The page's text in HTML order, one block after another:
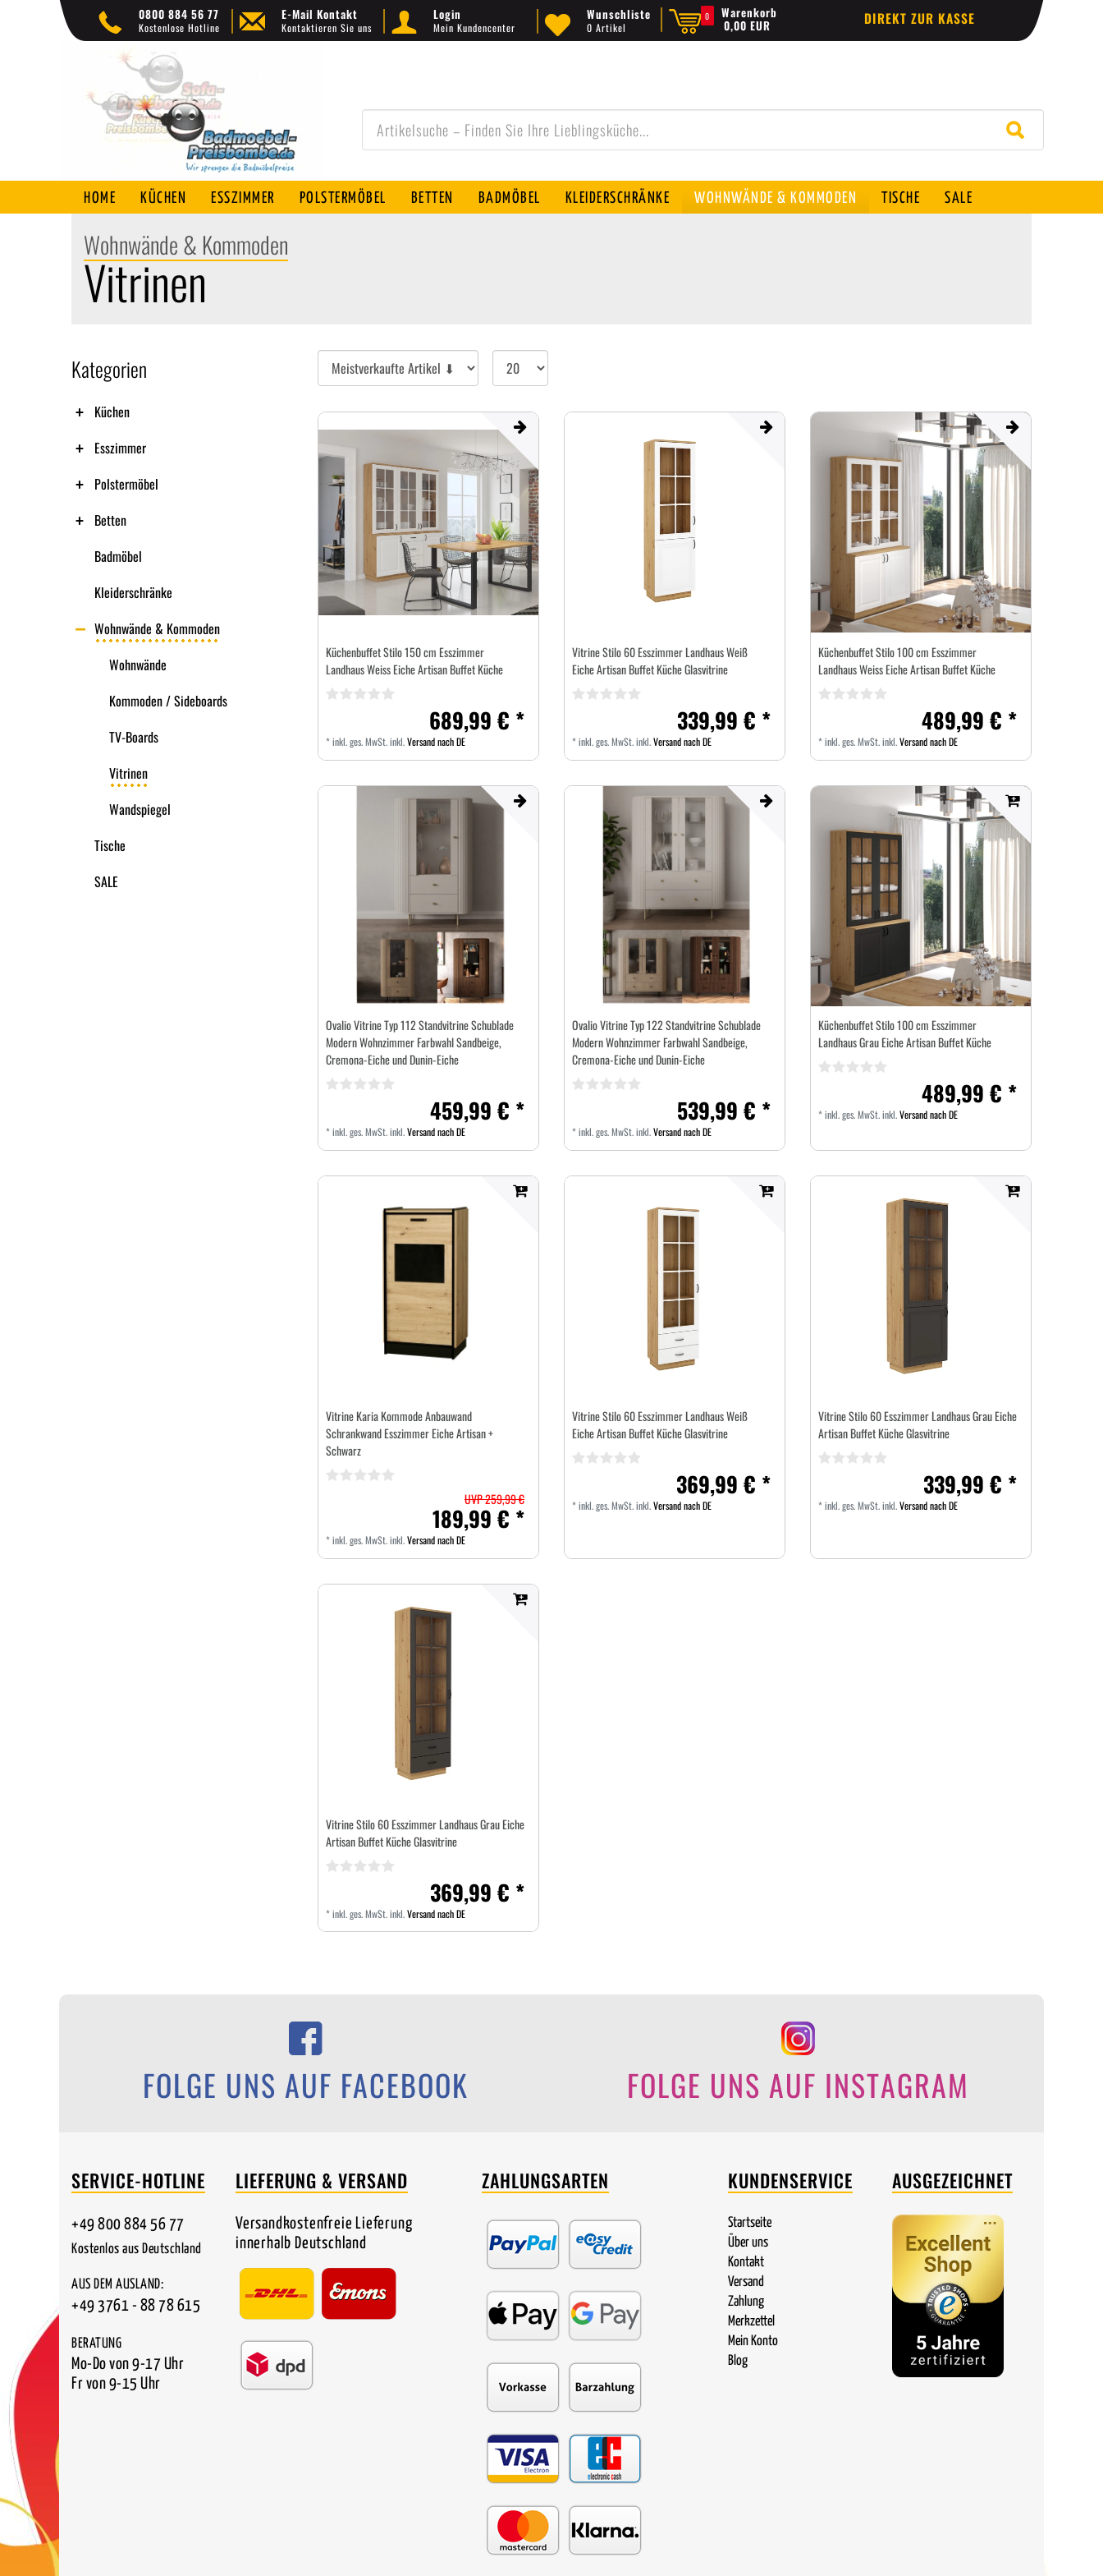
0800 884 56 77
Kostenlose Hotline
E-Mail Kontakt
Kontaktieren Sie uns
Login
Mein Kundencenter
Wunschliste
0 Artikel
Warenkorb
0,00 EUR
0 DIREKT ZUR KASSE
HOME KÜCHEN ESSZIMMER POLSTERMÖBEL BETTEN BADMÖBEL KLEIDERSCHRÄNKE WOHNWÄNDE & KOMMODEN TISCHE SALE
Wohnwände & Kommoden
Vitrinen
Kategorien
Küchen
Esszimmer
Polstermöbel
Betten
Badmöbel
Kleiderschränke
Wohnwände & Kommoden
Wohnwände
Kommoden / Sideboards
TV-Boards
Vitrinen
Wandspiegel
Tische
SALE
Sortieren
Artikel
Küchenbuffet Stilo 150 cm Esszimmer
Landhaus Weiss Eiche Artisan Buffet Küche
689,99 € *
*inkl. ges. MwSt.inkl.Versand nach DE
Vitrine Stilo 60 Esszimmer Landhaus Weiß
Eiche Artisan Buffet Küche Glasvitrine
339,99 € *
*inkl. ges. MwSt.inkl.Versand nach DE
Küchenbuffet Stilo 100 cm Esszimmer
Landhaus Weiss Eiche Artisan Buffet Küche
489,99 € *
*inkl. ges. MwSt.inkl.Versand nach DE
Ovalio Vitrine Typ 112 Standvitrine Schublade
Modern Wohnzimmer Farbwahl Sandbeige,
Cremona-Eiche und Dunin-Eiche
459,99 € *
*inkl. ges. MwSt.inkl.Versand nach DE
Ovalio Vitrine Typ 122 Standvitrine Schublade
Modern Wohnzimmer Farbwahl Sandbeige,
Cremona-Eiche und Dunin-Eiche
539,99 € *
*inkl. ges. MwSt.inkl.Versand nach DE
Küchenbuffet Stilo 100 cm Esszimmer
Landhaus Grau Eiche Artisan Buffet Küche
489,99 € *
*inkl. ges. MwSt.inkl.Versand nach DE
Vitrine Karia Kommode Anbauwand
Schrankwand Esszimmer Eiche Artisan +
Schwarz
UVP 259,99 €
189,99 € *
*inkl. ges. MwSt.inkl.Versand nach DE
Vitrine Stilo 60 Esszimmer Landhaus Weiß
Eiche Artisan Buffet Küche Glasvitrine
369,99 € *
*inkl. ges. MwSt.inkl.Versand nach DE
Vitrine Stilo 60 Esszimmer Landhaus Grau Eiche
Artisan Buffet Küche Glasvitrine
339,99 € *
*inkl. ges. MwSt.inkl.Versand nach DE
Vitrine Stilo 60 Esszimmer Landhaus Grau Eiche
Artisan Buffet Küche Glasvitrine
369,99 € *
*inkl. ges. MwSt.inkl.Versand nach DE
FOLGE UNS AUF FACEBOOK FOLGE UNS AUF INSTAGRAM
SERVICE-HOTLINE
+49 800 884 56 77
Kostenlos aus Deutschland
AUS DEM AUSLAND:
+49 3761 - 88 78 615
BERATUNG
Mo-Do von 9-17 Uhr
Fr von 9-15 Uhr
LIEFERUNG & VERSAND
Versandkostenfreie Lieferung
innerhalb Deutschland
ZAHLUNGSARTEN KUNDENSERVICE
Startseite
Über uns
Kontakt
Versand
Zahlung
Merkzettel
Mein Konto
Blog
AUSGEZEICHNET